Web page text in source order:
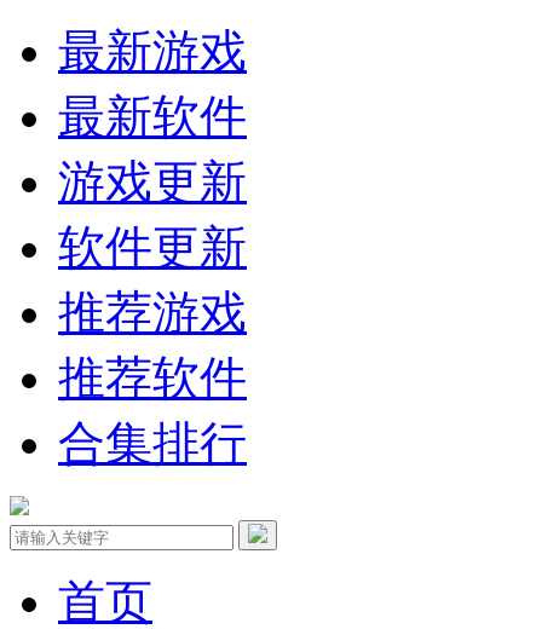
最新游戏
最新软件
游戏更新
软件更新
推荐游戏
推荐软件
合集排行
首页